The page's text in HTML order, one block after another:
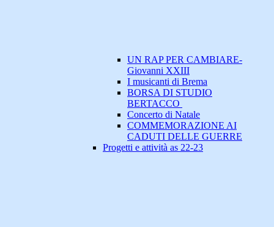
UN RAP PER CAMBIARE-
Giovanni XXIII
I musicanti di Brema
BORSA DI STUDIO
BERTACCO
Concerto di Natale
COMMEMORAZIONE AI
CADUTI DELLE GUERRE
Progetti e attività as 22-23